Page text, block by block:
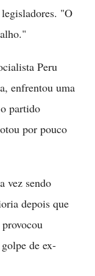
"O
Peru
enfrentou uma
partido
por pouco
vez sendo
depois que
de ex-